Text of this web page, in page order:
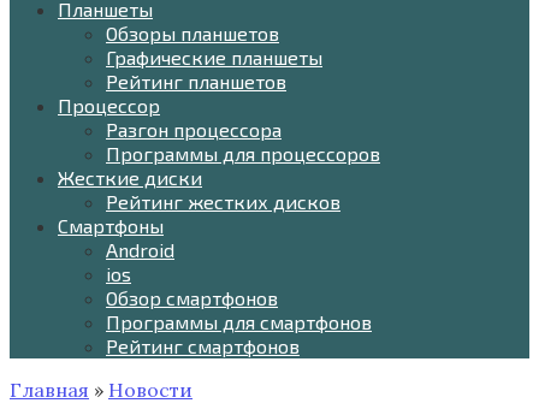
Планшеты
Обзоры планшетов
Графические планшеты
Рейтинг планшетов
Процессор
Разгон процессора
Программы для процессоров
Жесткие диски
Рейтинг жестких дисков
Смартфоны
Android
ios
Обзор смартфонов
Программы для смартфонов
Рейтинг смартфонов
Главная » Новости